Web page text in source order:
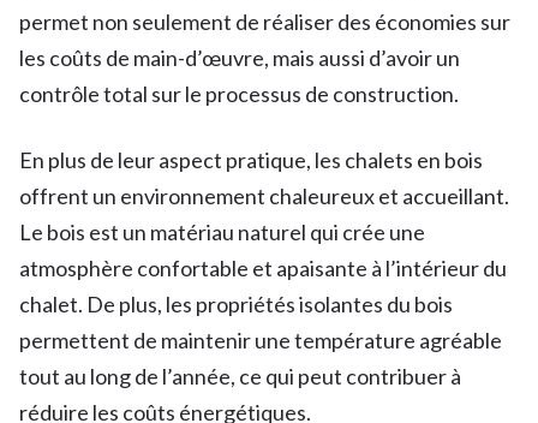
permet non seulement de réaliser des économies sur
les coûts de main-d’œuvre, mais aussi d’avoir un
contrôle total sur le processus de construction.
En plus de leur aspect pratique, les chalets en bois
offrent un environnement chaleureux et accueillant.
Le bois est un matériau naturel qui crée une
atmosphère confortable et apaisante à l’intérieur du
chalet. De plus, les propriétés isolantes du bois
permettent de maintenir une température agréable
tout au long de l’année, ce qui peut contribuer à
réduire les coûts énergétiques.